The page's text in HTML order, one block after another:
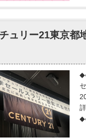
ュリー21東京都